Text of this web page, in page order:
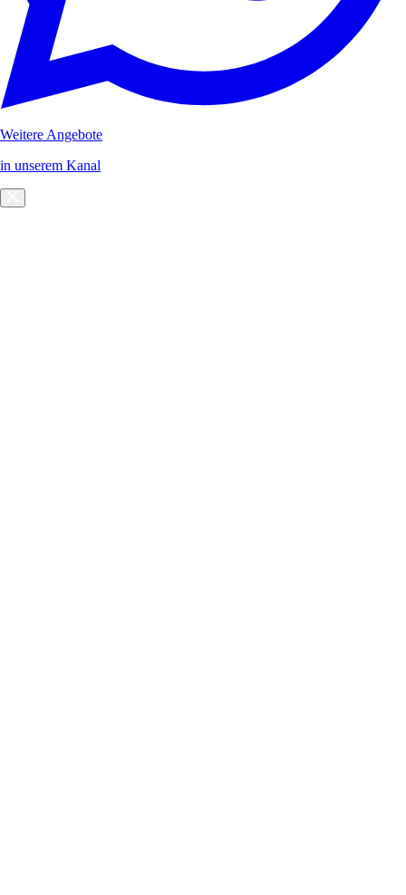
Weitere Angebote
in unserem Kanal